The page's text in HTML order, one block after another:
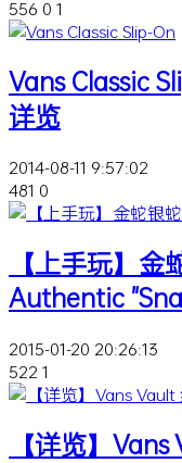
556 0 1
Vans Classic
详览
2014-08-11 9:57:02
481 0
【上手玩】金
Authentic
2015-01-20 20:26:13
522 1
【详览】